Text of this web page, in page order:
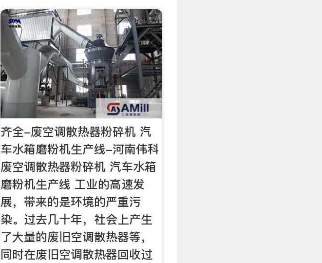
齐全-废空调散热器粉碎机 汽
车水箱磨粉机生产线-河南伟科
废空调散热器粉碎机 汽车水箱
磨粉机生产线 工业的高速发
展，带来的是环境的严重污
染。过去几十年，社会上产生
了大量的废旧空调散热器等，
同时在废旧空调散热器回收过